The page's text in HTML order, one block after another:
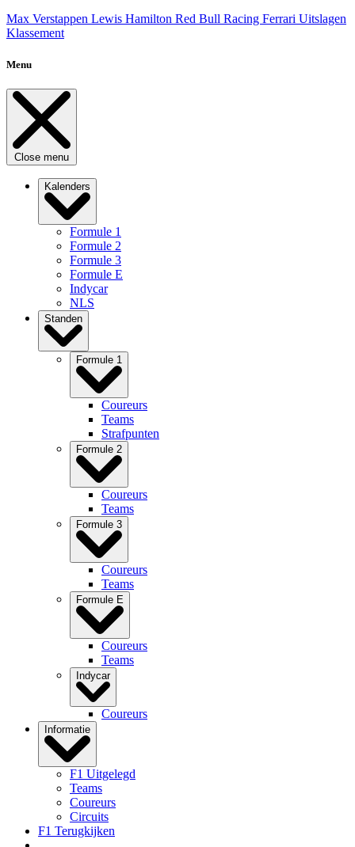
Max Verstappen Lewis Hamilton Red Bull Racing Ferrari Uitslagen
Klassement
Menu
Close menu
Kalenders
Formule 1
Formule 2
Formule 3
Formule E
Indycar
NLS
Standen
Formule 1
Coureurs
Teams
Strafpunten
Formule 2
Coureurs
Teams
Formule 3
Coureurs
Teams
Formule E
Coureurs
Teams
Indycar
Coureurs
Informatie
F1 Uitgelegd
Teams
Coureurs
Circuits
F1 Terugkijken